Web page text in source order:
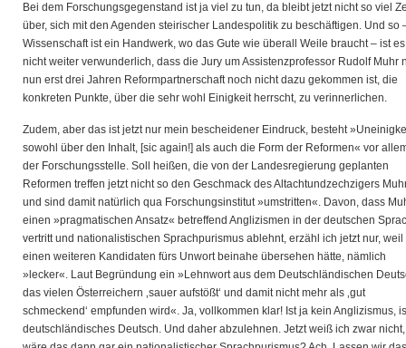
Bei dem Forschungsgegenstand ist ja viel zu tun, da bleibt jetzt nicht so viel
über, sich mit den Agenden steirischer Landespolitik zu beschäftigen. Und so
Wissenschaft ist ein Handwerk, wo das Gute wie überall Weile braucht – ist es
nicht weiter verwunderlich, dass die Jury um Assistenzprofessor Rudolf Muhr
nun erst drei Jahren Reformpartnerschaft noch nicht dazu gekommen ist, die
konkreten Punkte, über die sehr wohl Einigkeit herrscht, zu verinnerlichen.
Zudem, aber das ist jetzt nur mein bescheidener Eindruck, besteht
sowohl über den Inhalt, [sic again!] als auch die Form der Reformen« vor
der Forschungsstelle. Soll heißen, die von der Landesregierung geplanten
Reformen treffen jetzt nicht so den Geschmack des Altachtundzechzigers
und sind damit natürlich qua Forschungsinstitut »umstritten«. Davon, dass
einen »pragmatischen Ansatz« betreffend Anglizismen in der deutschen
vertritt und nationalistischen Sprachpurismus ablehnt, erzähl ich jetzt nur, weil
einen weiteren Kandidaten fürs Unwort beinahe übersehen hätte, nämlich
»lecker«. Laut Begründung ein »Lehnwort aus dem Deutschländischen
das vielen Österreichern ‚sauer aufstößt‘ und damit nicht mehr als ‚gut
schmeckend‘ empfunden wird«. Ja, vollkommen klar! Ist ja kein Anglizismus,
deutschländisches Deutsch. Und daher abzulehnen. Jetzt weiß ich zwar nicht,